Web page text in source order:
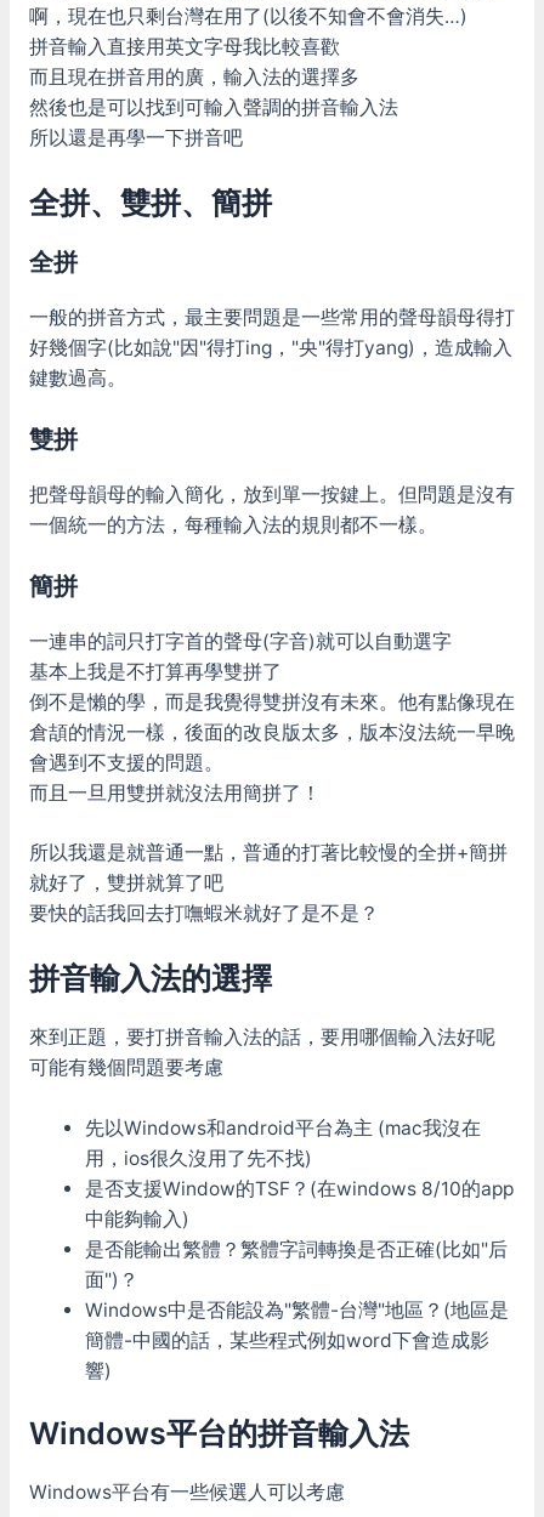
啊，現在也只剩台灣在用了(以後不知會不會消失…)
拼音輸入直接用英文字母我比較喜歡
而且現在拼音用的廣，輸入法的選擇多
然後也是可以找到可輸入聲調的拼音輸入法
所以還是再學一下拼音吧
全拼、雙拼、簡拼
全拼
一般的拼音方式，最主要問題是一些常用的聲母韻母得打
好幾個字(比如說"因"得打ing，"央"得打yang)，造成輸入
鍵數過高。
雙拼
把聲母韻母的輸入簡化，放到單一按鍵上。但問題是沒有
一個統一的方法，每種輸入法的規則都不一樣。
簡拼
一連串的詞只打字首的聲母(字音)就可以自動選字
基本上我是不打算再學雙拼了
倒不是懶的學，而是我覺得雙拼沒有未來。他有點像現在
倉頡的情況一樣，後面的改良版太多，版本沒法統一早晚
會遇到不支援的問題。
而且一旦用雙拼就沒法用簡拼了！
所以我還是就普通一點，普通的打著比較慢的全拼+簡拼
就好了，雙拼就算了吧
要快的話我回去打嘸蝦米就好了是不是？
拼音輸入法的選擇
來到正題，要打拼音輸入法的話，要用哪個輸入法好呢
可能有幾個問題要考慮
先以Windows和android平台為主 (mac我沒在
用，ios很久沒用了先不找)
是否支援Window的TSF？(在windows 8/10的app
中能夠輸入)
是否能輸出繁體？繁體字詞轉換是否正確(比如"后
面")？
Windows中是否能設為"繁體-台灣"地區？(地區是
簡體-中國的話，某些程式例如word下會造成影
響)
Windows平台的拼音輸入法
Windows平台有一些候選人可以考慮